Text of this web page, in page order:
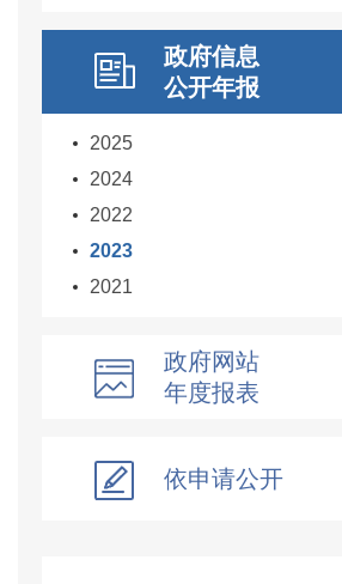
政府信息
公开年报
2025
2024
2022
2023
2021
政府网站
年度报表
依申请公开